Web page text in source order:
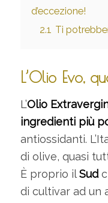
d’eccezione!
2.1 Ti
L’Olio Evo,
L’Olio
ingredienti più
antiossidanti.
di olive, quasi
È proprio ilSud
di cultivar ad un